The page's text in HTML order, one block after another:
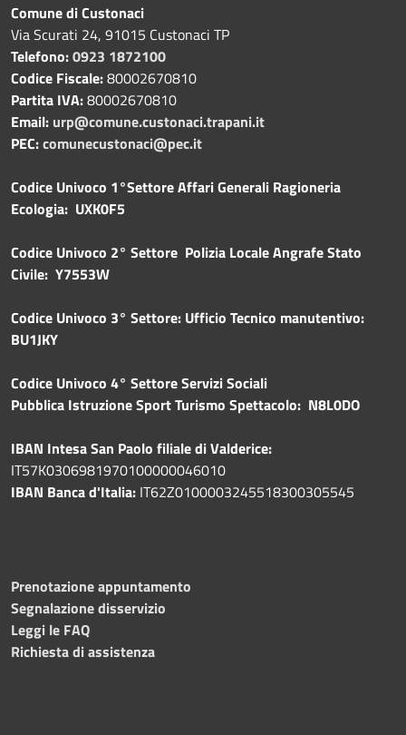
Comune di Custonaci
Via Scurati 24, 91015 Custonaci TP
Telefono:0923 1872100
Codice Fiscale:80002670810
Partita IVA:80002670810
Email: urp@comune.custonaci.trapani.it
PEC:comunecustonaci@pec.it
Codice Univoco 1°Settore Affari Generali Ragioneria
Ecologia: UXK0F5
Codice Univoco 2° Settore Polizia Locale Angrafe Stato
Civile: Y7553W
Codice Univoco 3° Settore: Ufficio Tecnico manutentivo:
BU1JKY
Codice Univoco 4° Settore Servizi Sociali
Pubblica Istruzione Sport Turismo Spettacolo: N8L0DO
IBAN Intesa San Paolo filiale di Valderice:
IT57K0306981970100000046010
IBAN Banca d'Italia: IT62Z0100003245518300305545
Prenotazione appuntamento
Segnalazione disservizio
Leggi le FAQ
Richiesta di assistenza